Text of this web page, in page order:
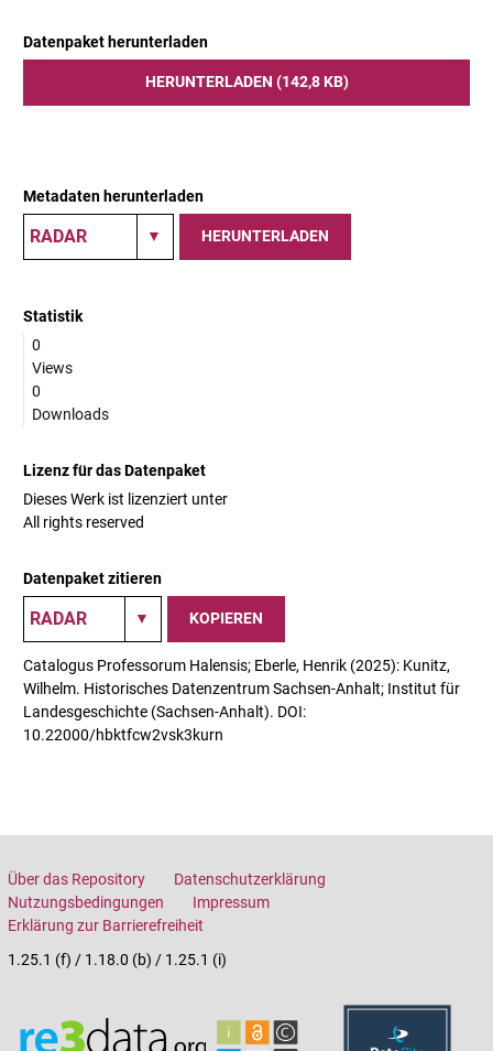
Datenpaket herunterladen
HERUNTERLADEN (142,8 KB)
Metadaten herunterladen
HERUNTERLADEN
Statistik
0
Views
0
Downloads
Lizenz für das Datenpaket
Dieses Werk ist lizenziert unter
All rights reserved
Datenpaket zitieren
KOPIEREN
Catalogus Professorum Halensis; Eberle, Henrik (2025): Kunitz,
Wilhelm. Historisches Datenzentrum Sachsen-Anhalt; Institut für
Landesgeschichte (Sachsen-Anhalt). DOI:
10.22000/hbktfcw2vsk3kurn
Über das Repository
Datenschutzerklärung
Nutzungsbedingungen
Impressum
Erklärung zur Barrierefreiheit
1.25.1 (f) / 1.18.0 (b) / 1.25.1 (i)